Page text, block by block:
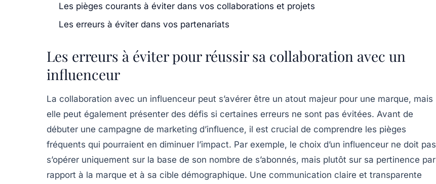
Les pièges courants à éviter dans vos collaborations et projets
Les erreurs à éviter dans vos partenariats
Les erreurs à éviter pour réussir sa collaboration avec un
influenceur
La collaboration avec un influenceur peut s’avérer être un atout majeur pour une marque, mais
elle peut également présenter des défis si certaines erreurs ne sont pas évitées. Avant de
débuter une campagne de marketing d’influence, il est crucial de comprendre les pièges
fréquents qui pourraient en diminuer l’impact. Par exemple, le choix d’un influenceur ne doit pas
s’opérer uniquement sur la base de son nombre de s’abonnés, mais plutôt sur sa pertinence par
rapport à la marque et à sa cible démographique. Une communication claire et transparente